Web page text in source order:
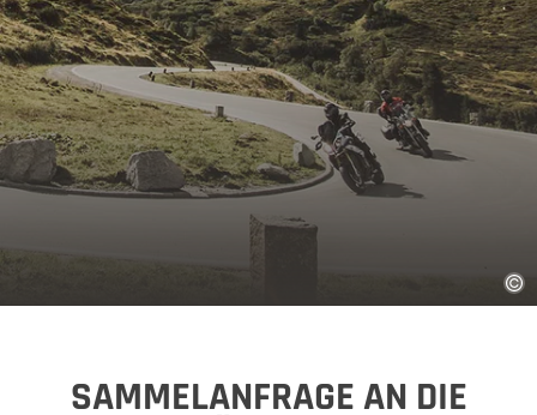
SAMMELANFRAGE AN DIE